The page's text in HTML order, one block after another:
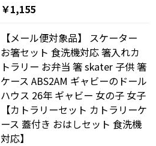
￥1,155
【メール便対象品】 スケーター
お箸セット 食洗機対応 箸入れカ
トラリー お弁当 箸 skater 子供 箸
ケース ABS2AM ギャビーのドール
ハウス 26年 ギャビー 女の子 女子
【カトラリーセット カトラリーケ
ース 蓋付き おはしセット 食洗機
対応】